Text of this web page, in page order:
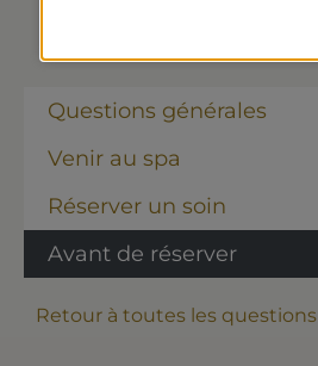
Questions générales
Venir au spa
Réserver un soin
Avant de réserver
Retour à toutes les questions